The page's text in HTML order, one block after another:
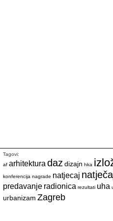
Tagovi:
af arhitektura daz dizajn hka
konferencija nagrade natjecaj
predavanje radionica rezultati uha
urbanizam Zagreb